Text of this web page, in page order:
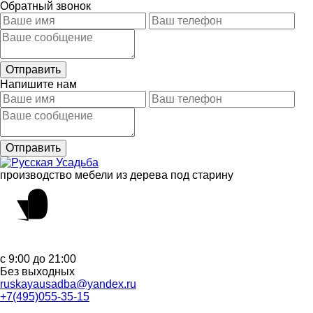
Обратный звонок
Напишите нам
производство мебели из дерева под старину
с 9:00 до 21:00
Без выходных
ruskayausadba@yandex.ru
+7(495)055-35-15